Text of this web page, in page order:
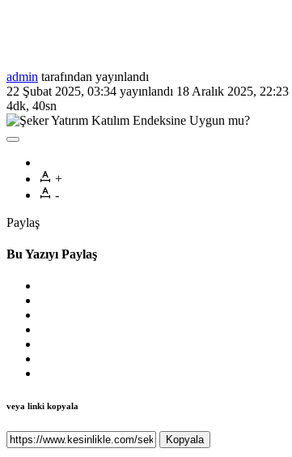
admin tarafından yayınlandı
22 Şubat 2025, 03:34 yayınlandı 18 Aralık 2025, 22:23
4dk, 40sn
+
-
Paylaş
Bu Yazıyı Paylaş
veya linki kopyala
Kopyala